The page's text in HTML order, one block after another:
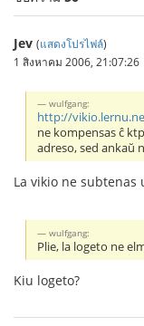
Jev (แสดงโปรไฟล์)
1 สิงหาคม 2006, 21:07:26
wulfgang:
http://
ne kompensas ĉ
adreso, sed ankaŭ
La vikio ne subtenas
wulfgang:
Plie, la logeto ne
Kiu logeto?